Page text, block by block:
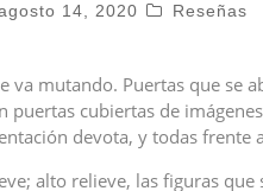
14, 2020 Reseñas
va mutando. Puertas que se
puertas cubiertas de
devota, y todas frente
alto relieve, las figuras